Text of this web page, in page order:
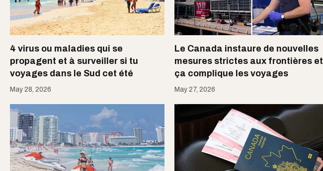
4 virus ou maladies qui se
propagent et à surveiller si tu
voyages dans le Sud cet été
May 28, 2026
Le Canada instaure de nouvelles
mesures strictes aux frontières et
ça complique les voyages
May 27, 2026